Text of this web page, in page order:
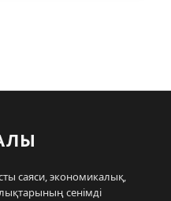
саяси, экономикалық,
сенімді